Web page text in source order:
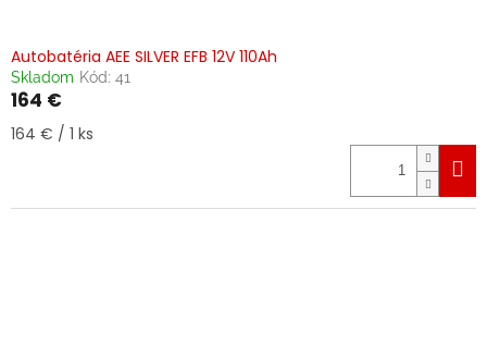
Autobatéria AEE SILVER EFB 12V 110Ah
Skladom Kód: 41
164 €
Jednotková
164 € / 1 ks